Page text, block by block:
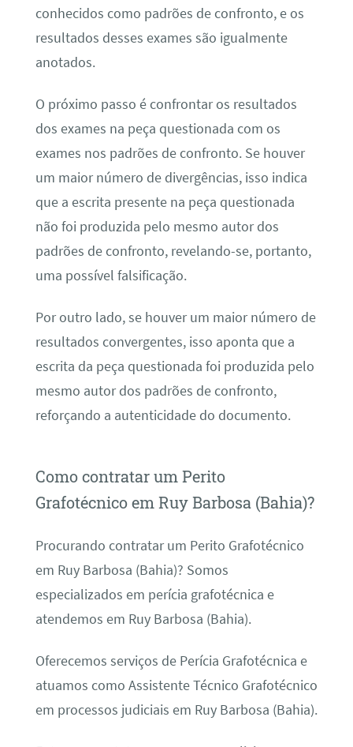
conhecidos como padrões de confronto, e os
resultados desses exames são igualmente
anotados.
O próximo passo é confrontar os resultados
dos exames na peça questionada com os
exames nos padrões de confronto. Se houver
um maior número de divergências, isso indica
que a escrita presente na peça questionada
não foi produzida pelo mesmo autor dos
padrões de confronto, revelando-se, portanto,
uma possível falsificação.
Por outro lado, se houver um maior número de
resultados convergentes, isso aponta que a
escrita da peça questionada foi produzida pelo
mesmo autor dos padrões de confronto,
reforçando a autenticidade do documento.
Como contratar um Perito
Grafotécnico em Ruy Barbosa (Bahia)?
Procurando contratar um Perito Grafotécnico
em Ruy Barbosa (Bahia)? Somos
especializados em perícia grafotécnica e
atendemos em Ruy Barbosa (Bahia).
Oferecemos serviços de Perícia Grafotécnica e
atuamos como Assistente Técnico Grafotécnico
em processos judiciais em Ruy Barbosa (Bahia).